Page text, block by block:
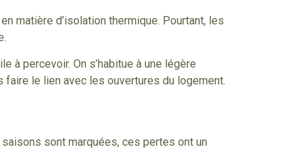
matière d’isolation thermique. Pourtant, les
percevoir. On s’habitue à une légère
faire le lien avec les ouvertures du logement.
sont marquées, ces pertes ont un